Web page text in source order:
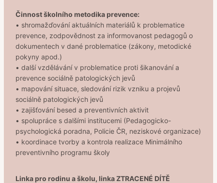
Činnost školního metodika prevence:
• shromažďování aktuálních materiálů k problematice
prevence, zodpovědnost za informovanost pedagogů o
dokumentech v dané problematice (zákony, metodické
pokyny apod.)
• další vzdělávání v problematice proti šikanování a
prevence sociálně patologických jevů
• mapování situace, sledování rizik vzniku a projevů
sociálně patologických jevů
• zajišťování besed a preventivních aktivit
• spolupráce s dalšími institucemi (Pedagogicko-
psychologická poradna, Policie ČR, neziskové organizace)
• koordinace tvorby a kontrola realizace Minimálního
preventivního programu školy
Linka pro rodinu a školu, linka ZTRACENÉ DÍTĚ